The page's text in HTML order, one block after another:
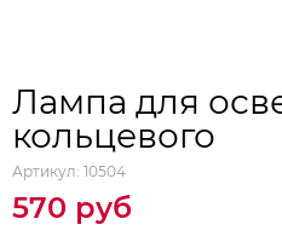
Лампа для
кольцевого
Артикул: 10504
570 руб